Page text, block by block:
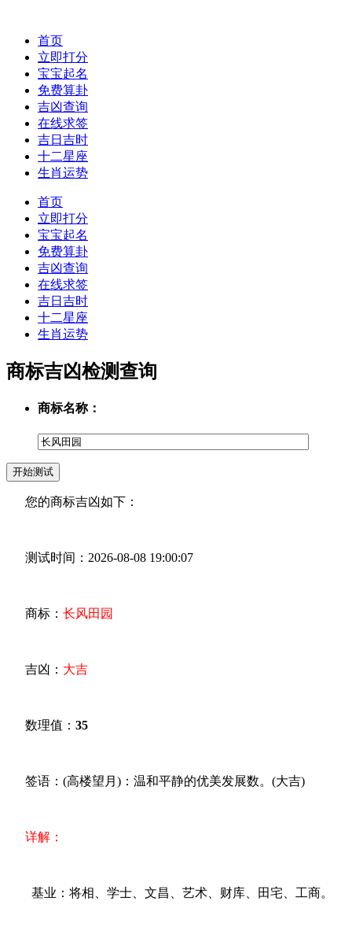
首页
立即打分
宝宝起名
免费算卦
吉凶查询
在线求签
吉日吉时
十二星座
生肖运势
首页
立即打分
宝宝起名
免费算卦
吉凶查询
在线求签
吉日吉时
十二星座
生肖运势
商标吉凶检测查询
商标名称：
您的商标吉凶如下：
测试时间：2026-08-08 19:00:07
商标： 长风田园
吉凶： 大吉
数理值： 35
签语：(高楼望月)：温和平静的优美发展数。(大吉)
详解：
基业：将相、学士、文昌、艺术、财库、田宅、工商。